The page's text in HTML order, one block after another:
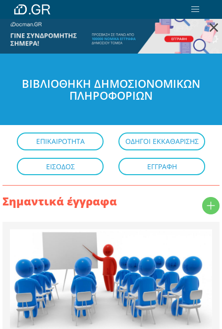
×
ΒΙΒΛΙΟΘΗΚΗ ΔΗΜΟΣΙΟΝΟΜΙΚΩΝ
ΠΛΗΡΟΦΟΡΙΩΝ
ΕΠΙΚΑΙΡΟΤΗΤΑ ΟΔΗΓΟΙ ΕΚΚΑΘΑΡΙΣΗΣ
ΕΙΣΟΔΟΣ ΕΓΓΡΑΦΗ
Σημαντικά έγγραφα